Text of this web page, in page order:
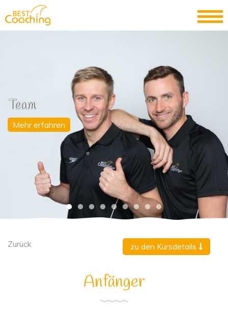
Team
Mehr erfahren
Zurück zu den Kursdetails
Anfänger